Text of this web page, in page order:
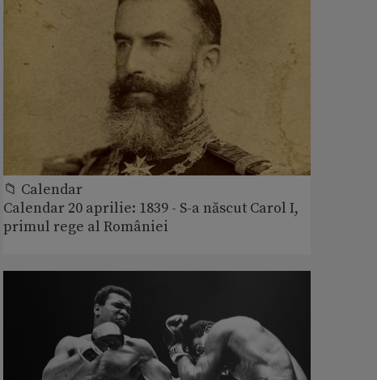
📁 Calendar
Calendar 20 aprilie: 1839 - S-a născut Carol I,
primul rege al României